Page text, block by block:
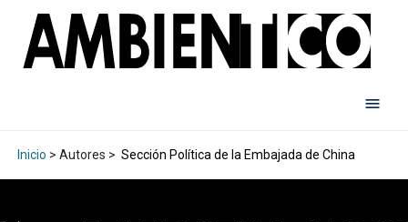
Inicio > Autores > Sección Política de la Embajada de China